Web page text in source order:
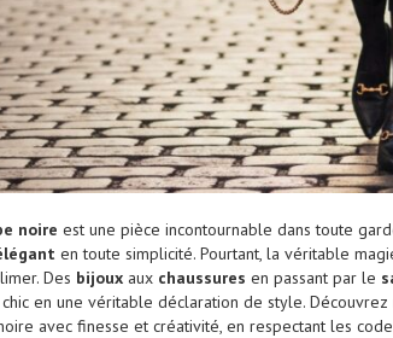
noire est une pièce incontournable dans toute
en toute simplicité. Pourtant, la véritable
Des bijoux aux chaussures en passant par le
en une véritable déclaration de style. Découvrez
avec finesse et créativité, en respectant les